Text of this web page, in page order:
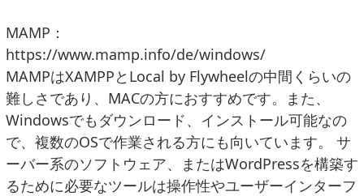
MAMP：
https://www.mamp.info/de/windows/
MAMPはXAMPPとLocal by Flywheelの中間くらいの
難しさであり、MACの方におすすめです。また、
Windowsでもダウンロード、インストール可能なの
で、複数のOSで作業される方にも向いています。 サ
ーバー系のソフトウェア、またはWordPressを構築す
るために必要なツールは操作性やユーザーインターフ